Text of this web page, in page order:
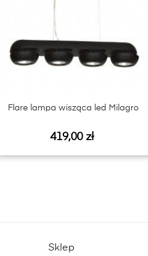
Flare lampa wisząca led Milagro
Cena
419,00 zł
Sklep